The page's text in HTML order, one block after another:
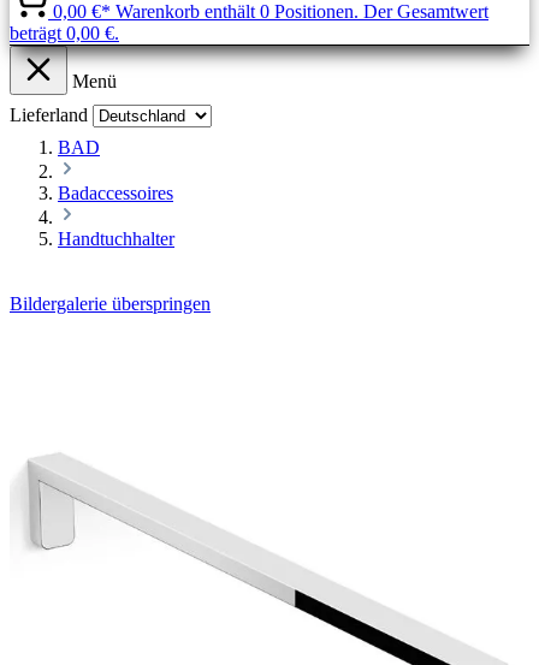
0,00 €* Warenkorb enthält 0 Positionen. Der Gesamtwert
beträgt 0,00 €.
Menü
Lieferland
BAD
Badaccessoires
Handtuchhalter
Bildergalerie überspringen